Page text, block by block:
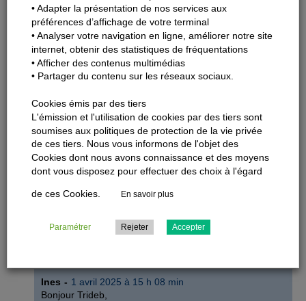
Isabelle (animatrice)
16 avril 2025 à 10 h 04 min
Bonjour Hideyoshi,
Les travaux du RER B, les 14 et 15 juin, ont été
reportés. La ligne fonctionnera donc normalement ce
week-end de juin.
Bonne journée
29 mars 2025 à 15 h 06 min
Bonjour Isabelle,
désolé d’arriver un peu après la bataille et j’ai peut-être loupé
quelque chose, mais vous serait-il possible de préciser la nature
des travaux d’amélioration de la ligne ?
S’agit-il du remplacement du pont « saute-mouton » de Bourg-
La-Reine en prévision de l’arrivée des trains plus capacitaires à
Belle journée à vous,
Ines
1 avril 2025 à 15 h 08 min
Bonjour Trideb,
• Adapter la présentation de nos services aux
préférences d’affichage de votre terminal
• Analyser votre navigation en ligne, améliorer notre site
internet, obtenir des statistiques de fréquentations
• Afficher des contenus multimédias
• Partager du contenu sur les réseaux sociaux.
Cookies émis par des tiers
L'émission et l'utilisation de cookies par des tiers sont
soumises aux politiques de protection de la vie privée
de ces tiers. Nous vous informons de l'objet des
Cookies dont nous avons connaissance et des moyens
dont vous disposez pour effectuer des choix à l'égard
de ces Cookies. En savoir plus
Paramétrer Rejeter Accepter